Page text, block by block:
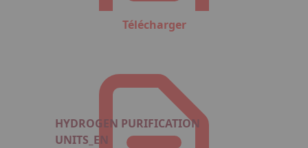
Télécharger
HYDROGEN PURIFICATION
UNITS_EN